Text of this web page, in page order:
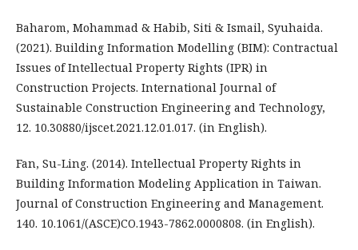
Baharom, Mohammad & Habib, Siti & Ismail, Syuhaida.
(2021). Building Information Modelling (BIM): Contractual
Issues of Intellectual Property Rights (IPR) in
Construction Projects. International Journal of
Sustainable Construction Engineering and Technology,
12. 10.30880/ijscet.2021.12.01.017. (in English).
Fan, Su-Ling. (2014). Intellectual Property Rights in
Building Information Modeling Application in Taiwan.
Journal of Construction Engineering and Management.
140. 10.1061/(ASCE)CO.1943-7862.0000808. (in English).